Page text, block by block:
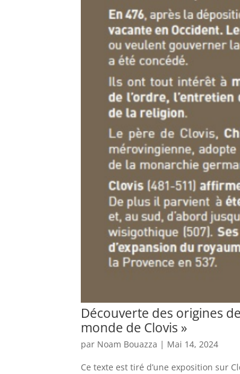
Découverte des origines
monde de Clovis »
par Noam Bouazza | Mai 14, 2024
Ce texte est tiré d’une exposition sur